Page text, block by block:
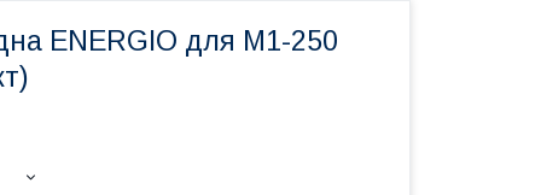
ENERGIO для M1-250